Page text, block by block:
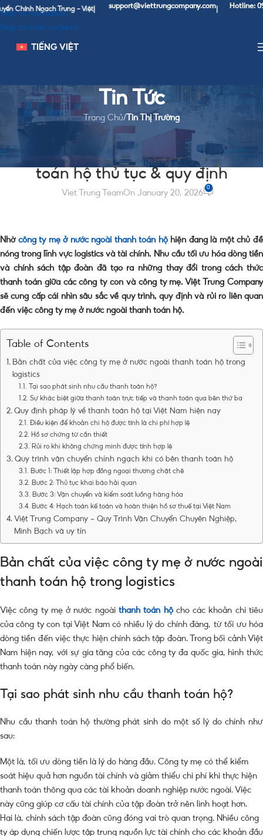
Skip to navigation
Skip to main content
Ngạch Trung - Việt| support@viettrungcompany.com| Hotline: 0967 37
TIẾNG VIỆT
Tin Tức
Trang Chủ/ Tin Thị Trường
Công ty mẹ ở nước ngoài thanh
toán hộ thủ tục & quy định
Viet Trung TeamOn January 20, 2026
0
Nhờ công ty mẹ ở nước ngoài thanh toán hộhiện đang là một chủ đề
nóng trong lĩnh vực logistics và tài chính. Nhu cầu tối ưu hóa dòng tiền
và chính sách tập đoàn đã tạo ra những thay đổi trong cách thức
thanh toán giữa các công ty con và công ty mẹ. Việt Trung Company
sẽ cung cấp cái nhìn sâu sắc về quy trình, quy định và rủi ro liên quan
đến việc công ty mẹ ở nước ngoài thanh toán hộ.
Table of Contents
Bản chất của việc công ty mẹ ở nước ngoài thanh toán hộ trong
logistics
Tại sao phát sinh nhu cầu thanh toán hộ?
Sự khác biệt giữa thanh toán trực tiếp và thanh toán qua bên thứ ba
Quy định pháp lý về thanh toán hộ tại Việt Nam hiện nay
Điều kiện để khoản chi hộ được tính là chi phí hợp lệ
Hồ sơ chứng từ cần thiết
Rủi ro khi không chứng minh được tính hợp lệ
Quy trình vận chuyển chính ngạch khi có bên thanh toán hộ
Bước 1: Thiết lập hợp đồng ngoại thương chặt chẽ
Bước 2: Thủ tục khai báo hải quan
Bước 3: Vận chuyển và kiểm soát luồng hàng hóa
Bước 4: Hạch toán kế toán và hoàn thiện hồ sơ thuế tại Việt Nam
Việt Trung Company – Quy Trình Vận Chuyển Chuyên Nghiệp,
Minh Bạch và uy tín
Bản chất của việc công ty mẹ ở nước ngoài
thanh toán hộ trong logistics
Việc công ty mẹ ở nước ngoài thanh toán hộcho các khoản chi tiêu
của công ty con tại Việt Nam có nhiều lý do chính đáng, từ tối ưu hóa
dòng tiền đến việc thực hiện chính sách tập đoàn. Trong bối cảnh Việt
Nam hiện nay, với sự gia tăng của các công ty đa quốc gia, hình thức
thanh toán này ngày càng phổ biến.
Tại sao phát sinh nhu cầu thanh toán hộ?
Nhu cầu thanh toán hộ thường phát sinh do một số lý do chính như
sau:
Một là, tối ưu dòng tiền là lý do hàng đầu. Công ty mẹ có thể kiểm
soát hiệu quả hơn nguồn tài chính và giảm thiểu chi phí khi thực hiện
thanh toán thông qua các tài khoản doanh nghiệp nước ngoài. Việc
này cũng giúp cơ cấu tài chính của tập đoàn trở nên linh hoạt hơn.
Hai là, chính sách tập đoàn cũng đóng vai trò quan trọng. Nhiều công
ty áp dụng chiến lược tập trung nguồn lực tài chính cho các khoản đầu